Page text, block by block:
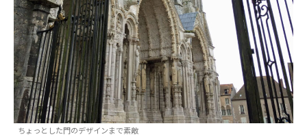
ちょっとした門のデザインまで素敵